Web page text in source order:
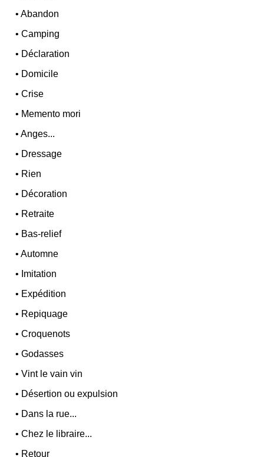
•Abandon
•Camping
• Déclaration
• Domicile
•Crise
• Memento mori
•Anges...
• Dressage
• Rien
• Décoration
• Retraite
• Bas-relief
•Automne
• Imitation
• Expédition
• Repiquage
•Croquenots
•Godasses
•Vint le vain vin
• Désertion ou expulsion
• Dans la rue...
•Chez le libraire...
• Retour